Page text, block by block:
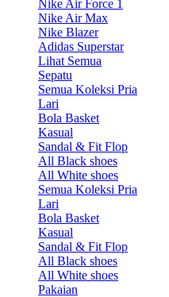
Nike Air Force 1
Nike Air Max
Nike Blazer
Adidas Superstar
Lihat Semua
Sepatu
Semua Koleksi Pria
Lari
Bola Basket
Kasual
Sandal & Fit Flop
All Black shoes
All White shoes
Semua Koleksi Pria
Lari
Bola Basket
Kasual
Sandal & Fit Flop
All Black shoes
All White shoes
Pakaian